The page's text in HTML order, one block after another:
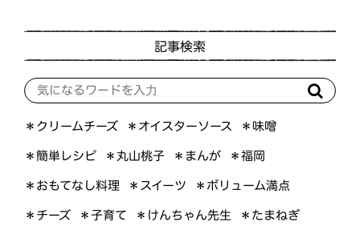
記事検索
＊クリームチーズ ＊オイスターソース ＊味噌
＊簡単レシピ ＊丸山桃子 ＊まんが ＊福岡
＊おもてなし料理 ＊スイーツ ＊ボリューム満点
＊チーズ ＊子育て ＊けんちゃん先生 ＊たまねぎ